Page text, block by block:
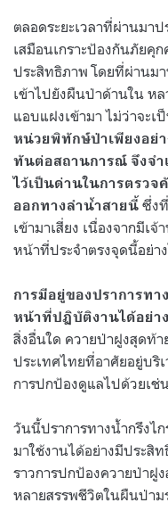
ตลอดระยะเวลาที่ผ่านมา
เสมือนเกราะป้องกันภัยคุ
ประสิทธิภาพ โดยที่ผ่านม
เข้าไปยังผืนป่าด้านใน ห
แอบแฝงเข้ามา ไม่ว่าจะ
หน่วยพิทักษ์ป่าเพียงอย่
ทันต่อสถานการณ์ จึงจำ
ไว้เป็นด่านในการตรวจ
ออกทางลำน้ำสายนี้ ซึ่ง
เข้ามาเสี่ยง เนื่องจากมี
หน้าที่ประจำตรงจุดนี้อย่า
การมีอยู่ของปราการท
หน้าที่ปฏิบัติงานได้อย่า
สิ่งอื่นใด ควายป่าฝูงสุดท้
ประเทศไทยที่อาศัยอยู่บริ
การปกป้องดูแลไปด้วยเช่
วันนี้ปราการทางน้ำกรึงไ
มาใช้งานได้อย่างมีประสิ
ราวการปกป้องควายป่าฝู
หลายสรรพชีวิตในผืนป่าม